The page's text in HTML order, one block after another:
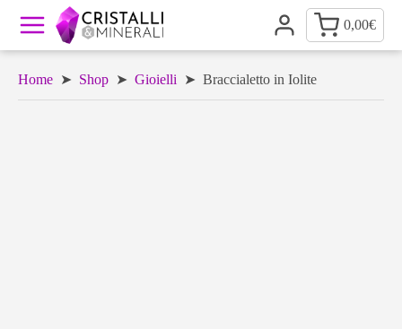
0,00€
Home ➤ Shop ➤ Gioielli ➤ Braccialetto in Iolite